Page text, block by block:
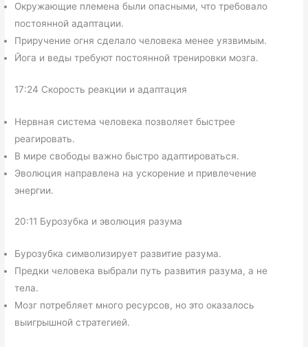
Окружающие племена были опасными, что требовало
постоянной адаптации.
Приручение огня сделало человека менее уязвимым.
Йога и веды требуют постоянной тренировки мозга.
17:24 Скорость реакции и адаптация
Нервная система человека позволяет быстрее
реагировать.
В мире свободы важно быстро адаптироваться.
Эволюция направлена на ускорение и привлечение
энергии.
20:11 Бурозубка и эволюция разума
Бурозубка символизирует развитие разума.
Предки человека выбрали путь развития разума, а не
тела.
Мозг потребляет много ресурсов, но это оказалось
выигрышной стратегией.